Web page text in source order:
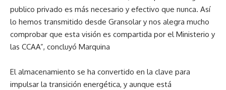
publico privado es más necesario y efectivo que nunca. Así
lo hemos transmitido desde Gransolar y nos alegra mucho
comprobar que esta visión es compartida por el Ministerio y
las CCAA”, concluyó Marquina
El almacenamiento se ha convertido en la clave para
impulsar la transición energética, y aunque está